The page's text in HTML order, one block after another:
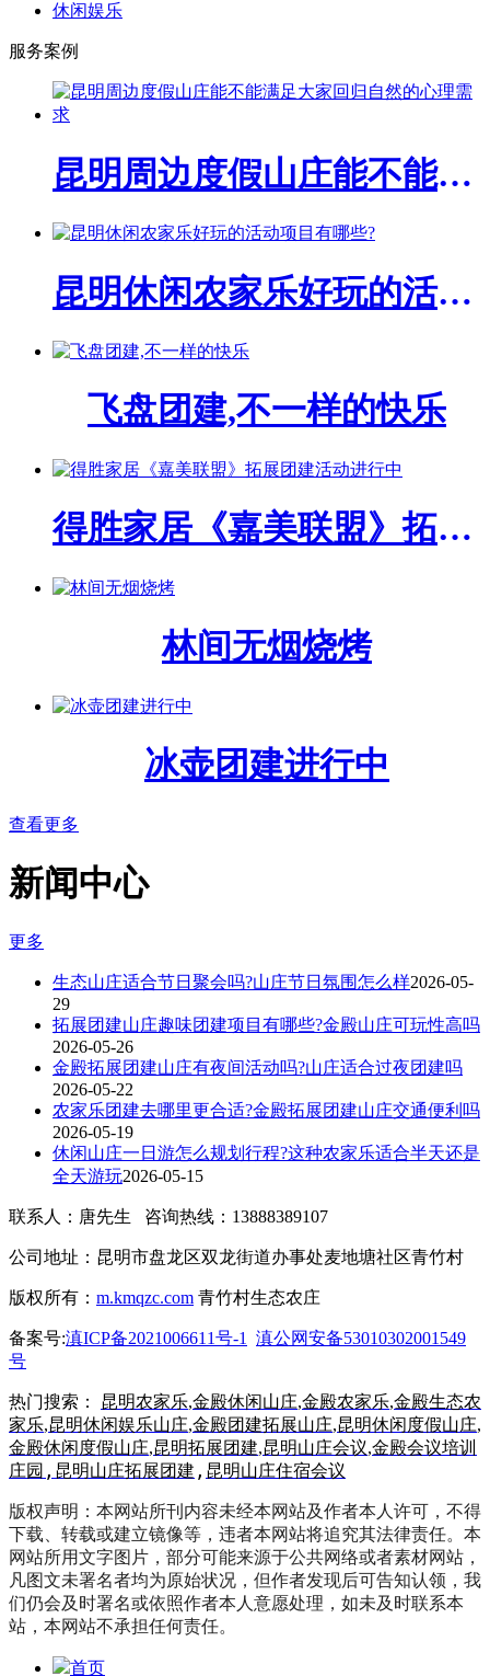
休闲娱乐
服务案例
昆明周边度假山庄能不能满足大家回归自然的心理需求
昆明休闲农家乐好玩的活动项目有哪些?
飞盘团建,不一样的快乐
得胜家居《嘉美联盟》拓展团建活动进行中
林间无烟烧烤
冰壶团建进行中
查看更多
新闻中心
更多
生态山庄适合节日聚会吗?山庄节日氛围怎么样2026-05-
29
拓展团建山庄趣味团建项目有哪些?金殿山庄可玩性高吗
2026-05-26
金殿拓展团建山庄有夜间活动吗?山庄适合过夜团建吗
2026-05-22
农家乐团建去哪里更合适?金殿拓展团建山庄交通便利吗
2026-05-19
休闲山庄一日游怎么规划行程?这种农家乐适合半天还是
全天游玩2026-05-15
联系人：唐先生 咨询热线：13888389107
公司地址：昆明市盘龙区双龙街道办事处麦地塘社区青竹村
版权所有： m.kmqzc.com 青竹村生态农庄
备案号:滇ICP备2021006611号-1
滇公网安备53010302001549
号
热门搜索： 昆明农家乐,金殿休闲山庄,金殿农家乐,金殿生态农
家乐,昆明休闲娱乐山庄,金殿团建拓展山庄,昆明休闲度假山庄,
金殿休闲度假山庄,昆明拓展团建,昆明山庄会议,金殿会议培训
庄园 , 昆明山庄拓展团建 , 昆明山庄住宿会议
版权声明：本网站所刊内容未经本网站及作者本人许可，不得
下载、转载或建立镜像等，违者本网站将追究其法律责任。本
网站所用文字图片，部分可能来源于公共网络或者素材网站，
凡图文未署名者均为原始状况，但作者发现后可告知认领，我
们仍会及时署名或依照作者本人意愿处理，如未及时联系本
站，本网站不承担任何责任。
首页